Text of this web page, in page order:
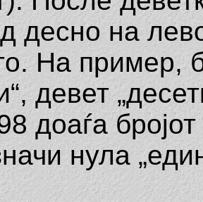
десно на
На пример,
девет
доаѓа
нула